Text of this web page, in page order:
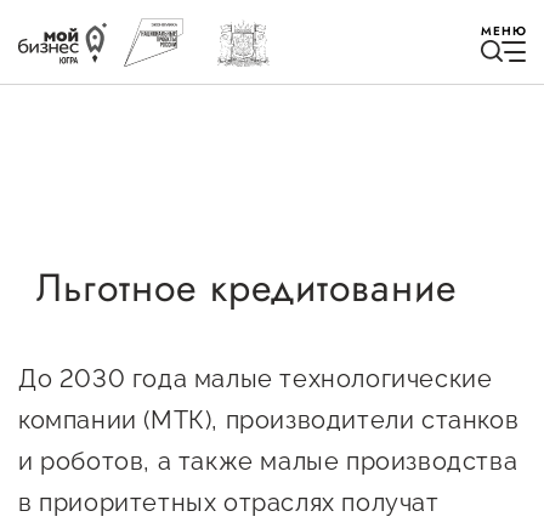
МЕНЮ
Мероприятия
Новости
Льготное кредитование
До 2030 года малые технологические
компании (МТК), производители станков
и роботов, а также малые производства
в приоритетных отраслях получат